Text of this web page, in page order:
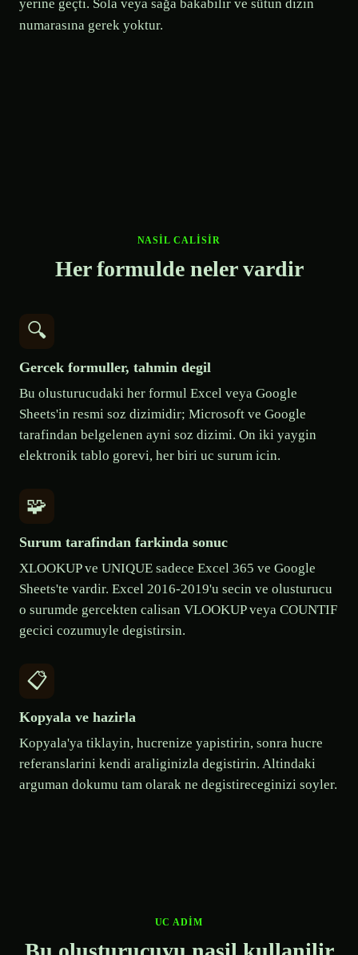
yerine geçti. Sola veya sağa bakabilir ve sütun dizin
numarasına gerek yoktur.
NASIL CALISIR
Her formulde neler vardir
🔍
Gercek formuller, tahmin degil
Bu olusturucudaki her formul Excel veya Google
Sheets'in resmi soz dizimidir; Microsoft ve Google
tarafindan belgelenen ayni soz dizimi. On iki yaygin
elektronik tablo gorevi, her biri uc surum icin.
🧩
Surum tarafindan farkinda sonuc
XLOOKUP ve UNIQUE sadece Excel 365 ve Google
Sheets'te vardir. Excel 2016-2019'u secin ve olusturucu
o surumde gercekten calisan VLOOKUP veya COUNTIF
gecici cozumuyle degistirsin.
📋
Kopyala ve hazirla
Kopyala'ya tiklayin, hucrenize yapistirin, sonra hucre
referanslarini kendi araliginizla degistirin. Altindaki
arguman dokumu tam olarak ne degistireceginizi soyler.
UC ADIM